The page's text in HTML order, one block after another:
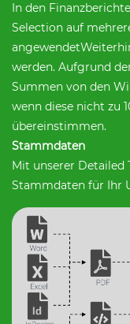
In den
Selection auf
werden. Aufgrund
Summen von den
wenn diese nicht zu
übereinstimmen.
Stammdaten
Mit unserer Detailed
Stammdaten für Ihr